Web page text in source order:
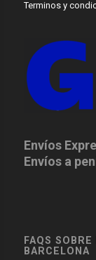
Terminos y
Envíos
Envíos a
FAQS
BARCELONA